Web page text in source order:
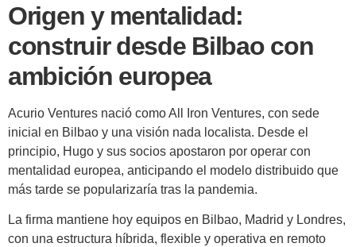
Origen y mentalidad:
construir desde Bilbao con
ambición europea
Acurio Ventures nació como All Iron Ventures, con sede
inicial en Bilbao y una visión nada localista. Desde el
principio, Hugo y sus socios apostaron por operar con
mentalidad europea, anticipando el modelo distribuido que
más tarde se popularizaría tras la pandemia.
La firma mantiene hoy equipos en Bilbao, Madrid y Londres,
con una estructura híbrida, flexible y operativa en remoto